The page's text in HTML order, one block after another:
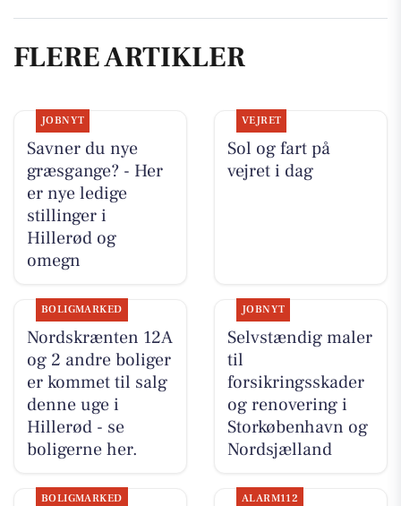
FLERE ARTIKLER
JOBNYT
Savner du nye
græsgange? - Her
er nye ledige
stillinger i
Hillerød og
omegn
VEJRET
Sol og fart på
vejret i dag
BOLIGMARKED
Nordskrænten 12A
og 2 andre boliger
er kommet til salg
denne uge i
Hillerød - se
boligerne her.
JOBNYT
Selvstændig maler
til
forsikringsskader
og renovering i
Storkøbenhavn og
Nordsjælland
BOLIGMARKED ALARM112